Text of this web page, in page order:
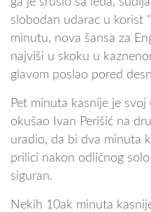
slobodan udarac u korist
minutu, nova šansa za
najviši u skoku u
glavom poslao pored
Pet minuta kasnije je
okušao Ivan Perišić na
uradio, da bi dva minuta
prilici nakon odličnog
siguran.
Nekih 10ak minuta